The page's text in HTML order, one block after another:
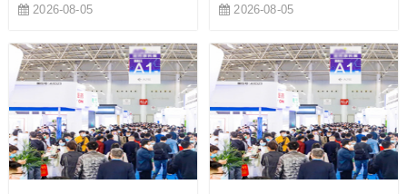
2026-08-05 2026-08-05